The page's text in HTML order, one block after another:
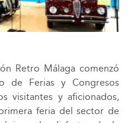
Retro Málaga comenzó
de Ferias y Congresos
visitantes y aficionados,
feria del sector de